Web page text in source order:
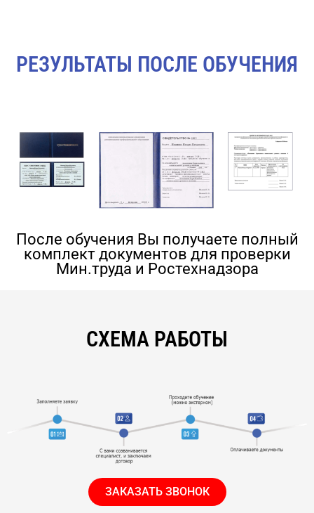
РЕЗУЛЬТАТЫ ПОСЛЕ ОБУЧЕНИЯ
После обучения Вы получаете полный
комплект документов для проверки
Мин.труда и Ростехнадзора
СХЕМА РАБОТЫ
ЗАКАЗАТЬ ЗВОНОК